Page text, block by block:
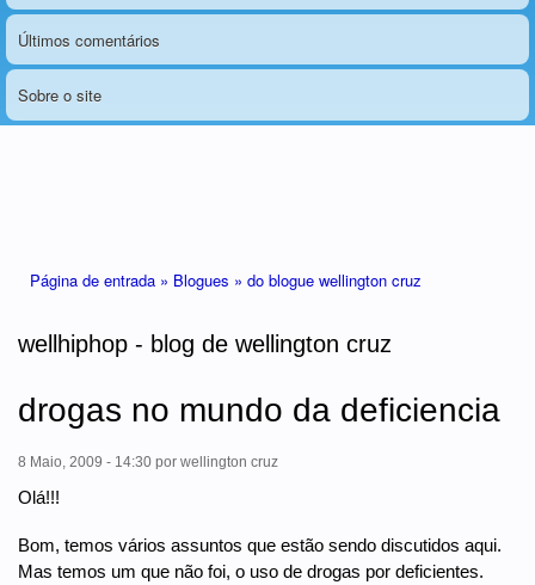
Últimos comentários
Sobre o site
Página de entrada » Blogues » do blogue wellington cruz
wellhiphop - blog de wellington cruz
drogas no mundo da deficiencia
8 Maio, 2009 - 14:30 por wellington cruz
Olá!!!
Bom, temos vários assuntos que estão sendo discutidos aqui.
Mas temos um que não foi, o uso de drogas por deficientes.